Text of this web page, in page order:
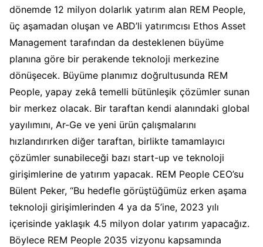
dönemde 12 milyon dolarlık yatırım alan REM People,
üç aşamadan oluşan ve ABD’li yatırımcısı Ethos Asset
Management tarafından da desteklenen büyüme
planına göre bir perakende teknoloji merkezine
dönüşecek. Büyüme planımız doğrultusunda REM
People, yapay zekâ temelli bütünleşik çözümler sunan
bir merkez olacak. Bir taraftan kendi alanındaki global
yayılımını, Ar-Ge ve yeni ürün çalışmalarını
hızlandırırken diğer taraftan, birlikte tamamlayıcı
çözümler sunabileceği bazı start-up ve teknoloji
girişimlerine de yatırım yapacak. REM People CEO’su
Bülent Peker, “Bu hedefle görüştüğümüz erken aşama
teknoloji girişimlerinden 4 ya da 5’ine, 2023 yılı
içerisinde yaklaşık 4.5 milyon dolar yatırım yapacağız.
Böylece REM People 2035 vizyonu kapsamında